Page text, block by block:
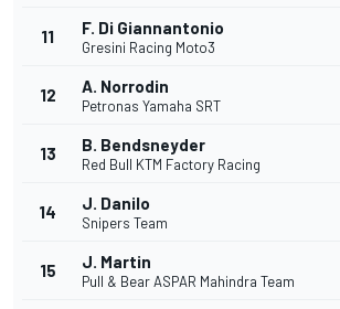
11 F. Di Giannantonio
Gresini Racing Moto3
12 A. Norrodin
Petronas Yamaha SRT
13 B. Bendsneyder
Red Bull KTM Factory Racing
14 J. Danilo
Snipers Team
15 J. Martin
Pull & Bear ASPAR Mahindra Team